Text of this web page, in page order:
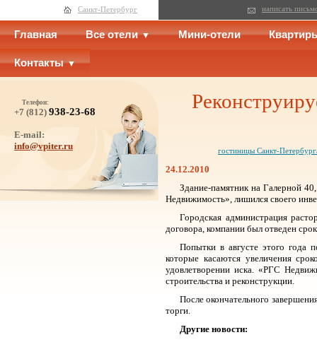
Санкт-Петербург написать
Главная Все отели Мини-отели
Контакты
Телефон:
+7 (812) 938-23-68
E-mail:
info@vpiter.ru
гостиницы Санкт-
24.12.2010
Здание-памятник на Галерной
Недвижимость», лишился своего
Городская администрация
договора, компании был отведен
Попытки в августе этого года
которые касаются увеличения
удовлетворении иска. «РГС
строительства и реконструкции.
После окончательного
торги.
Другие новости: